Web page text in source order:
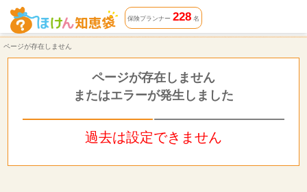
ページが存在しません | ほけん知恵袋
保険プランナー 228名
ページが存在しません
ページが存在しません
またはエラーが発生しました
過去は設定できません